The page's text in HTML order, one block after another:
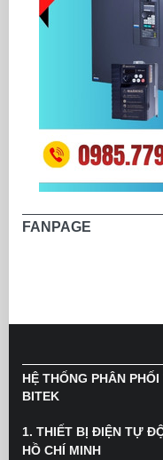
FANPAGE
HỆ THỐNG PHÂN
BITEK
1. THIẾT BỊ ĐIỆN TỰ
HỒ CHÍ MINH